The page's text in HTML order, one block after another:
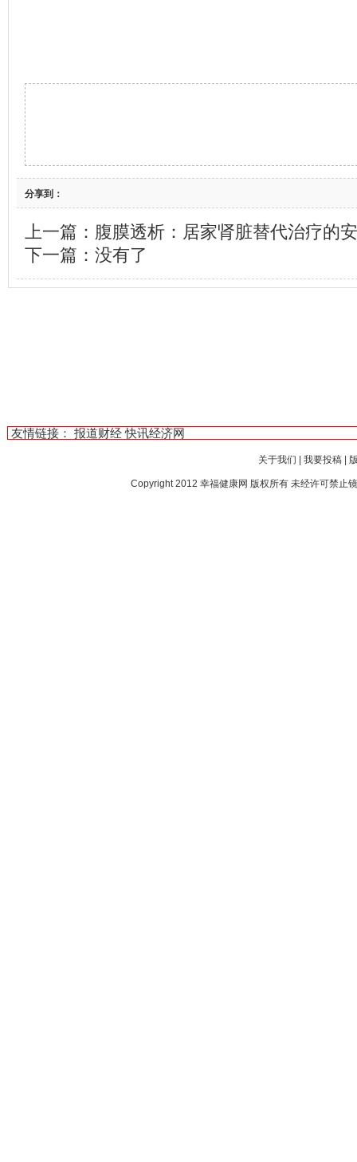
分享到：
上一篇： 腹膜透析：居家肾脏替代治疗的
下一篇：没有了
友情链接： 报道财经 快讯经济网
关于我们 我要投稿|
Copyright 2012 幸福健康网 版权所有 未经许可禁止